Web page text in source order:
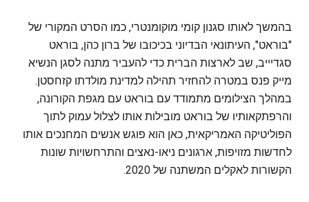
בהמשך לאותו סגנון קומי מוקומנטרי, כמו הסרט המקורי של
"בוראט", העיתונאי הבדיוני בכיכובו של ברון כהן, בוראט
סגדיייב, שב לארצות הברית כדי להעביר מתנה לסגן הנשיא
מייק פנס במטרה להחזיר תהילה למדינת מולדתו קזחסטן.
במהלך הצילומים מתמודד עם בוראט עם מגפת הקורונה,
והרפתקאותיו של בוראט מובילות אותו לצלול עמוק לתוך
הפוליטיקה האמריקאית, כאן הוא פוגש אנשים המחנכים אותו
לחדשות מזויפות, ארגונים ניאו-נאצים והתרחשויות שונות
הקשורות לאקלים המשתנה של 2020.